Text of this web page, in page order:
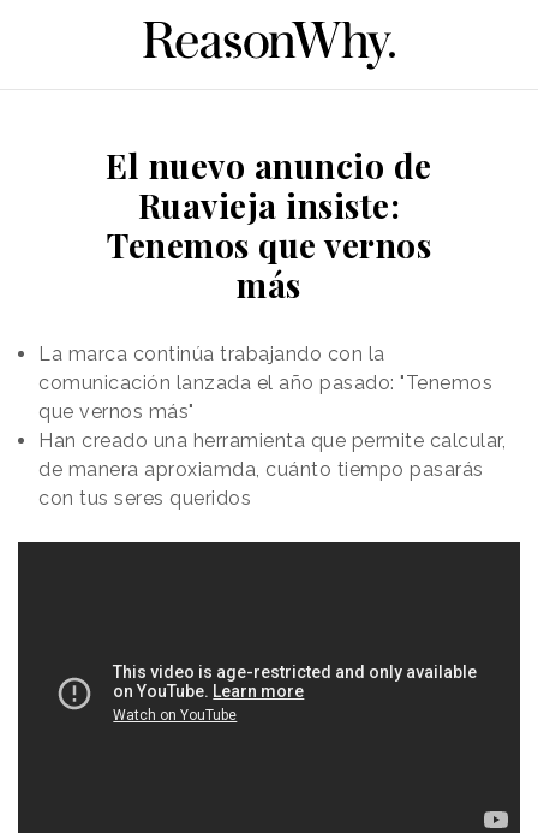
El nuevo anuncio de
Ruavieja insiste:
Tenemos que vernos
más
La marca continúa trabajando con la
comunicación lanzada el año pasado: "Tenemos
que vernos más"
Han creado una herramienta que permite calcular,
de manera aproxiamda, cuánto tiempo pasarás
con tus seres queridos